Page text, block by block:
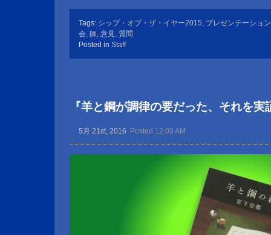
Tags: シップ・オブ・ザ・イヤー2015, プレゼンテーション
会, 師, 意見, 質問
Posted in Staff
『羊と鋼が調律の要だった、それを実
5月 21st, 2016 Posted 12:00 AM